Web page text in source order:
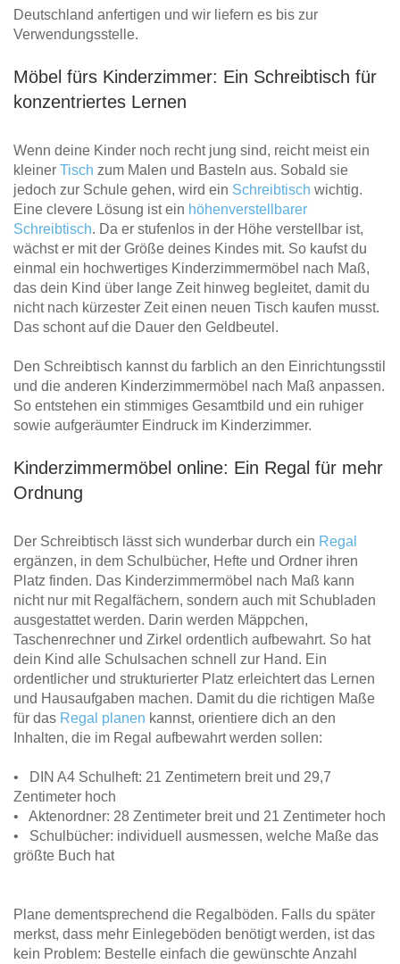
Deutschland anfertigen und wir liefern es bis zur
Verwendungsstelle.
Möbel fürs Kinderzimmer: Ein Schreibtisch für
konzentriertes Lernen
Wenn deine Kinder noch recht jung sind, reicht meist ein
kleiner Tisch zum Malen und Basteln aus. Sobald sie
jedoch zur Schule gehen, wird ein Schreibtisch wichtig.
Eine clevere Lösung ist ein höhenverstellbarer
Schreibtisch. Da er stufenlos in der Höhe verstellbar ist,
wächst er mit der Größe deines Kindes mit. So kaufst du
einmal ein hochwertiges Kinderzimmermöbel nach Maß,
das dein Kind über lange Zeit hinweg begleitet, damit du
nicht nach kürzester Zeit einen neuen Tisch kaufen musst.
Das schont auf die Dauer den Geldbeutel.
Den Schreibtisch kannst du farblich an den Einrichtungsstil
und die anderen Kinderzimmermöbel nach Maß anpassen.
So entstehen ein stimmiges Gesamtbild und ein ruhiger
sowie aufgeräumter Eindruck im Kinderzimmer.
Kinderzimmermöbel online: Ein Regal für mehr
Ordnung
Der Schreibtisch lässt sich wunderbar durch ein Regal
ergänzen, in dem Schulbücher, Hefte und Ordner ihren
Platz finden. Das Kinderzimmermöbel nach Maß kann
nicht nur mit Regalfächern, sondern auch mit Schubladen
ausgestattet werden. Darin werden Mäppchen,
Taschenrechner und Zirkel ordentlich aufbewahrt. So hat
dein Kind alle Schulsachen schnell zur Hand. Ein
ordentlicher und strukturierter Platz erleichtert das Lernen
und Hausaufgaben machen. Damit du die richtigen Maße
für das Regal planen kannst, orientiere dich an den
Inhalten, die im Regal aufbewahrt werden sollen:
• DIN A4 Schulheft: 21 Zentimetern breit und 29,7
Zentimeter hoch
• Aktenordner: 28 Zentimeter breit und 21 Zentimeter hoch
• Schulbücher: individuell ausmessen, welche Maße das
größte Buch hat
Plane dementsprechend die Regalböden. Falls du später
merkst, dass mehr Einlegeböden benötigt werden, ist das
kein Problem: Bestelle einfach die gewünschte Anzahl